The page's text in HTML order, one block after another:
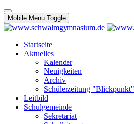
Mobile Menu Toggle
Startseite
Aktuelles
Kalender
Neuigkeiten
Archiv
Schülerzeitung "Blickpunkt"
Leitbild
Schulgemeinde
Sekretariat